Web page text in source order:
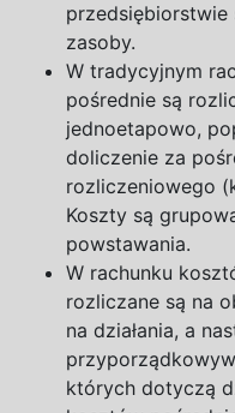
przedsiębiorstwie
zasoby.
W tradycyjnym
pośrednie są
jednoetapowo,
doliczenie za
rozliczeniowego
Koszty są
powstawania.
W rachunku
rozliczane są na
na działania, a
których dotyczą